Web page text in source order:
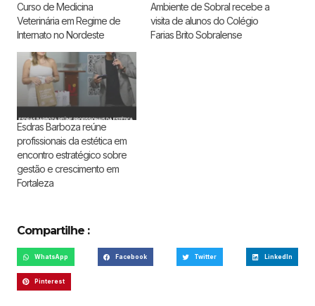
Curso de Medicina
Veterinária em Regime de
Internato no Nordeste
Ambiente de Sobral recebe a
visita de alunos do Colégio
Farias Brito Sobralense
Esdras Barboza reúne
profissionais da estética em
encontro estratégico sobre
gestão e crescimento em
Fortaleza
Compartilhe :
WhatsApp Facebook Twitter LinkedIn
Pinterest